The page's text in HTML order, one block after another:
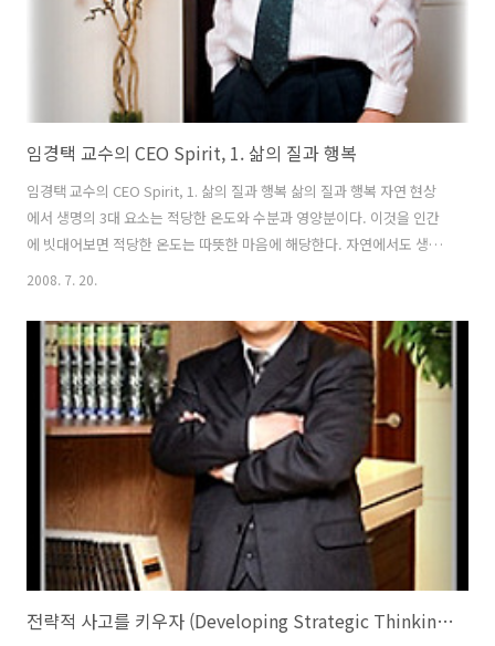
임경택 교수의 CEO Spirit, 1. 삶의 질과 행복
임경택 교수의 CEO Spirit, 1. 삶의 질과 행복 삶의 질과 행복 자연 현상
에서 생명의 3대 요소는 적당한 온도와 수분과 영양분이다. 이것을 인간
에 빗대어보면 적당한 온도는 따뜻한 마음에 해당한다. 자연에서도 생명
이 깃들인 알곡 등은 스스로 따스함을 머금고 있다 그것은 열에 데워도
리는 것은 따뜻한 마음이다. 흔히 말하는 사랑과 자비와 인(仁)의 속성은
본래 따스함을 머금고 있다. 남녀 간이나 친구 간에도 애정과 우정이 너
무 뜨겁거나 차가우면 둘 사이의 관계는 깨지기 쉽다. 부모 자식 간이나,
자기 자신에 대한 것도 역시 그러하다. 우리는 먼저 자신에 대한 무한한
애정을 가져야 한다. 회의와 갈등, 불안과 초조, 자학과 열등감,..
2008. 7. 20.
전략적 사고를 키우자 (Developing Strategic Thinking)...!